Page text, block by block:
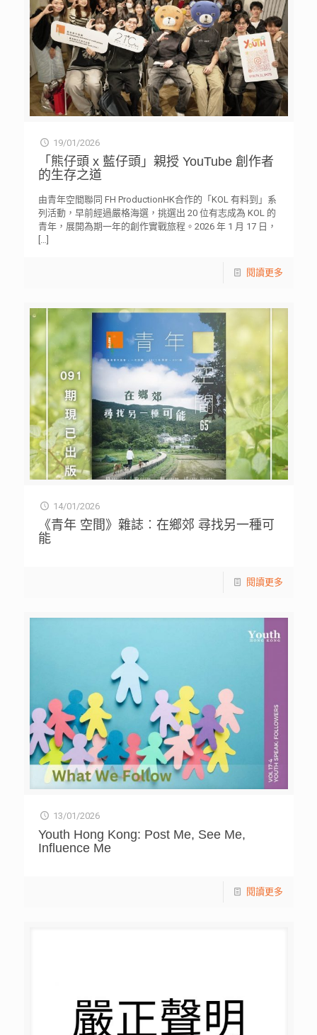
19/01/2026
「熊仔頭 x 藍仔頭」親授 YouTube 創作者
的生存之道
由青年空間聯同 FH ProductionHK合作的「KOL 有料到」系
列活動，早前經過嚴格海選，挑選出 20 位有志成為 KOL 的
青年，展開為期一年的創作實戰旅程。2026 年 1 月 17 日，
[…]
閱讀更多
14/01/2026
《青年 空間》雜誌︰在鄉郊 尋找另一種可
能
閱讀更多
13/01/2026
Youth Hong Kong: Post Me, See Me,
Influence Me
閱讀更多